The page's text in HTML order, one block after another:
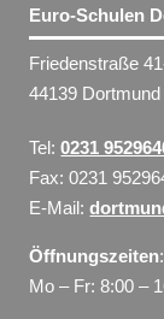
Euro-Schulen
Friedenstraße
44139 Dortmund
Tel:0231
Fax: 0231
E-Mail:
Öffnungszeiten:
Mo – Fr: 8:00 –